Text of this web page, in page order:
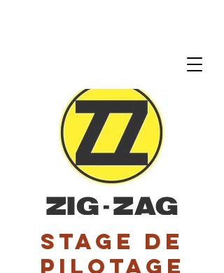
Stage de
pilotage